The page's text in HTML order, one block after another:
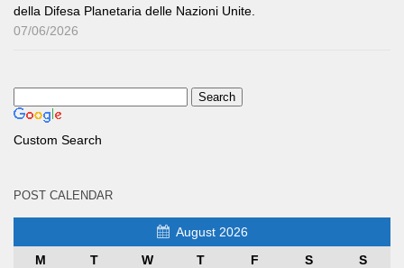
della Difesa Planetaria delle Nazioni Unite.
07/06/2026
Custom Search
POST CALENDAR
August 2026
M
T W T F S
S